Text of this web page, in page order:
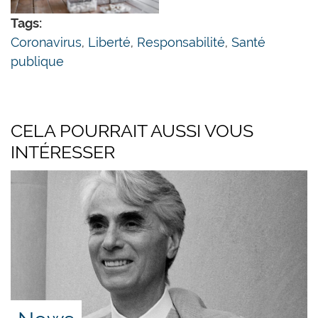
Un enseignement à tirer de la pandémie porte
sur la nécessité d’une plus grande orientation
des systèmes de santé selon les principes de
Lire le briefing:
Existe-t-il une alternative à la défaillance de l’État
lors d’une pandémie?
(10 pages, PDF)
Tags:
Coronavirus, Liberté, Responsabilité, Santé
publique
CELA POURRAIT AUSSI VOUS
INTÉRESSER